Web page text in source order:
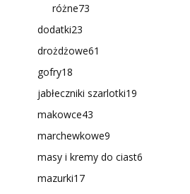
różne73
dodatki23
drożdżowe61
gofry18
jabłeczniki szarlotki19
makowce43
marchewkowe9
masy i kremy do ciast6
mazurki17